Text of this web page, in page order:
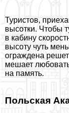
Туристов,
высотки. Чтобы
в кабину
высоту чуть
ограждена
мешает
на память.
Польская